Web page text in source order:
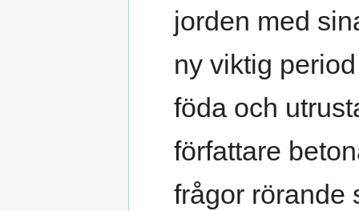
jorden med
ny viktig
föda och
författare
frågor rörande